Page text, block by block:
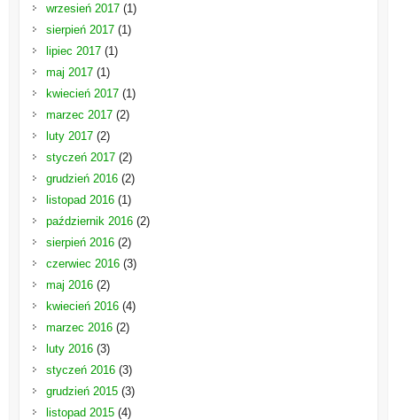
wrzesień 2017(1)
sierpień 2017(1)
lipiec 2017(1)
maj 2017(1)
kwiecień 2017(1)
marzec 2017(2)
luty 2017(2)
styczeń 2017(2)
grudzień 2016(2)
listopad 2016(1)
październik 2016(2)
sierpień 2016(2)
czerwiec 2016(3)
maj 2016(2)
kwiecień 2016(4)
marzec 2016(2)
luty 2016(3)
styczeń 2016(3)
grudzień 2015(3)
listopad 2015(4)